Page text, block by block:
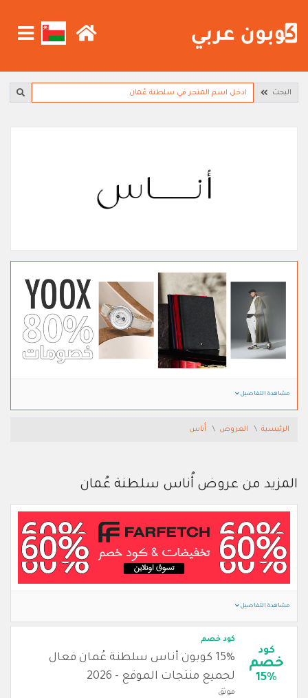
البحث
مشاهدة التفاصيل
الرئيسية العروض أُناس
المزيد من عروض أُناس سلطنة عُمان
مشاهدة التفاصيل
كود
خصم
15%
كود خصم
15% كوبون أناس سلطنة عُمان فعال
لجميع منتجات الموقع - 2026
موثق